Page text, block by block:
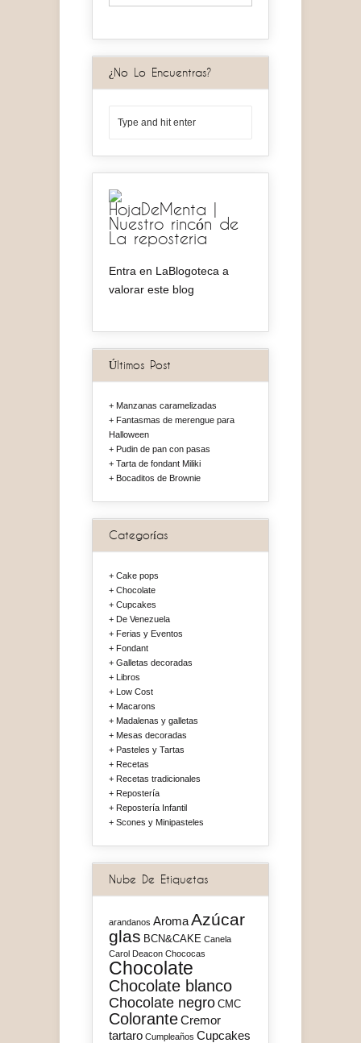
¿No Lo Encuentras?
HojaDeMenta |
Nuestro rincón de
La reposteria
Entra en LaBlogoteca a
valorar este blog
Últimos Post
Manzanas caramelizadas
Fantasmas de merengue para
Halloween
Pudin de pan con pasas
Tarta de fondant Miliki
Bocaditos de Brownie
Categorías
Cake pops
Chocolate
Cupcakes
De Venezuela
Ferias y Eventos
Fondant
Galletas decoradas
Libros
Low Cost
Macarons
Madalenas y galletas
Mesas decoradas
Pasteles y Tartas
Recetas
Recetas tradicionales
Repostería
Repostería Infantil
Scones y Minipasteles
Nube De Etiquetas
arandanos AromaAzúcar
glas BCN&CAKE Canela
Carol Deacon Chococas
Chocolate
Chocolate blanco
Chocolate negro CMC
ColoranteCremor
tartaro Cumpleaños Cupcakes